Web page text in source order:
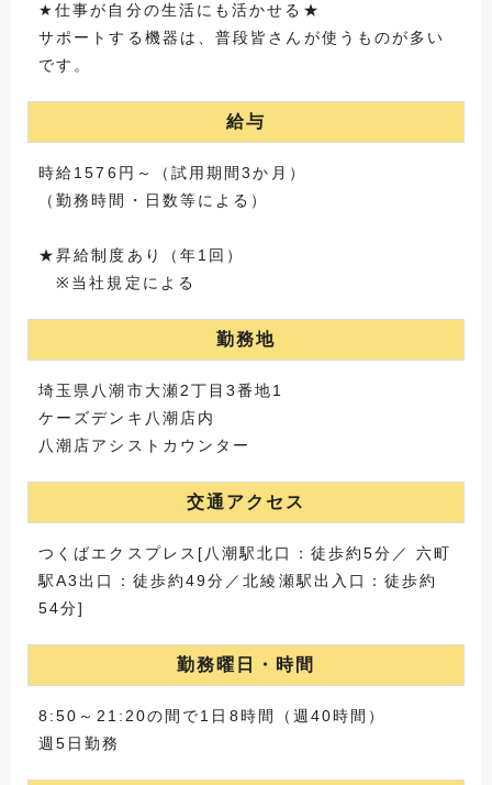
★仕事が自分の生活にも活かせる★
サポートする機器は、普段皆さんが使うものが多い
です。
給与
時給1576円～（試用期間3か月）
（勤務時間・日数等による）
★昇給制度あり（年1回）
※当社規定による
勤務地
埼玉県八潮市大瀬2丁目3番地1
ケーズデンキ八潮店内
八潮店アシストカウンター
交通アクセス
つくばエクスプレス[八潮駅北口：徒歩約5分／ 六町
駅A3出口：徒歩約49分／北綾瀬駅出入口：徒歩約
54分]
勤務曜日・時間
8:50～21:20の間で1日8時間（週40時間）
週5日勤務